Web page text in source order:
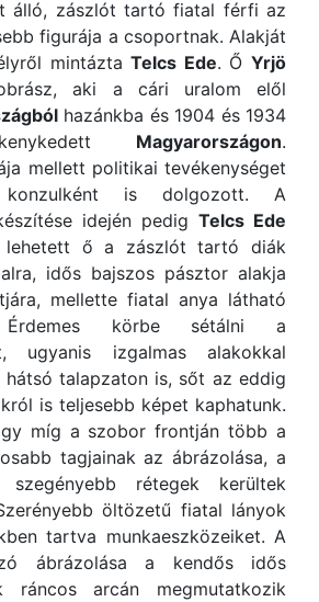
álló, zászlót tartó fiatal férfi az
figurája a csoportnak. Alakját
mintáztaTelcs Ede. ŐYrjö
aki a cári uralom elől
hazánkba és 1904 és 1934
Magyarországon.
mellett politikai tevékenységet
is dolgozott. A
idején pedig Telcs Ede
ő a zászlót tartó diák
idős bajszos pásztor alakja
mellette fiatal anya látható
Érdemes körbe sétálni a
ugyanis izgalmas alakokkal
talapzaton is, sőt az eddig
is teljesebb képet kaphatunk.
míg a szobor frontján több a
tagjainak az ábrázolása, a
rétegek kerültek
öltözetű fiatal lányok
tartva munkaeszközeiket. A
ábrázolása a kendős idős
ráncos arcán megmutatkozik